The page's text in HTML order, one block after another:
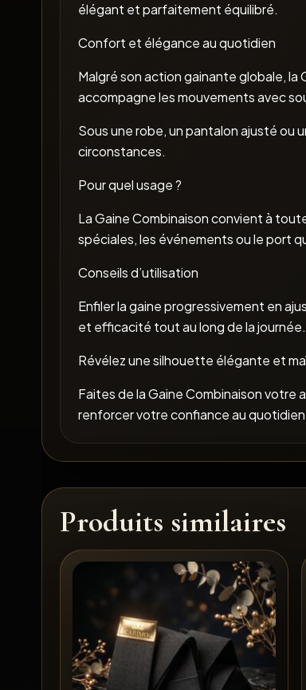
élégant et parfaitement équilibré.
Confort et élégance au quotidien
Malgré son action gainante globale,
accompagne les mouvements avec
Sous une robe, un pantalon ajusté ou
circonstances.
Pour quel usage ?
La Gaine Combinaison convient à
spéciales, les événements ou le port
Conseils d’utilisation
Enfiler la gaine progressivement en
et efficacité tout au long de la journée.
Révélez une silhouette élégante et
Faites de la Gaine Combinaison
renforcer votre confiance au
Produits similaires